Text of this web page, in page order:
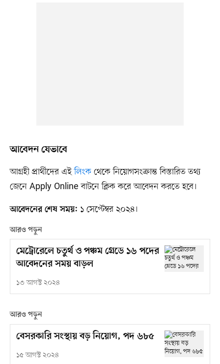
আবেদন যেভাবে
আগ্রহী প্রার্থীদের এইলিংকথেকে নিয়োগসংক্রান্ত বিস্তারিত তথ্য
জেনে Apply Online বাটনে ক্লিক করে আবেদন করতে হবে।
আবেদনের শেষ সময়: ১ সেপ্টেম্বর ২০২৪।
আরও পড়ুন
মেট্রোরেলে চতুর্থ ও পঞ্চম গ্রেডে ১৬ পদের
আবেদনের সময় বাড়ল
১৩ আগস্ট ২০২৪
আরও পড়ুন
বেসরকারি সংস্থায় বড় নিয়োগ, পদ ৬৮৫
১৫ আগস্ট ২০২৪